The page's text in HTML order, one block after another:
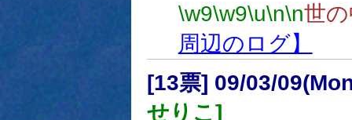
\w9\w9\u\n\n世
周辺のログ】
[13票] 09/03/
せりこ]